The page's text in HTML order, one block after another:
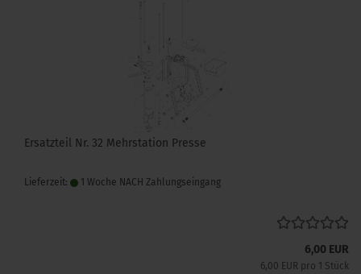
Ersatzteil Nr. 32 Mehrstation Presse
Lieferzeit: 1 Woche NACH Zahlungseingang
6,00 EUR
6,00 EUR pro 1 Stück